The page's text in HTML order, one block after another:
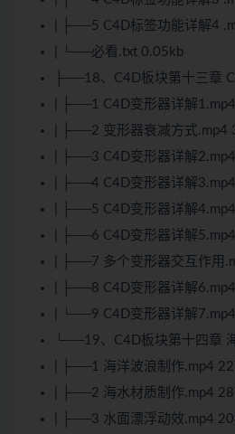
| ├──5 C4D标签功能详解4
| └──必看.txt 0.05kb
├──18、C4D板块第十三章
| ├──1 C4D变形器详解
| ├──2 变形器衰减方式.mp4
| ├──3 C4D变形器详解
| ├──4 C4D变形器详解
| ├──5 C4D变形器详解
| ├──6 C4D变形器详解
| ├──7 多个变形器交互作用
| ├──8 C4D变形器详解
| └──9 C4D变形器详解
└──19、C4D板块第十四章
| ├──1 海洋波浪制作.mp4
| ├──2 海水材质制作.mp4
| ├──3 水面漂浮动效.mp4